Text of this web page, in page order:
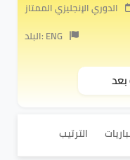
الدوري الإنجليزي الممتاز
البلد: ENG
بعد
الترتيب